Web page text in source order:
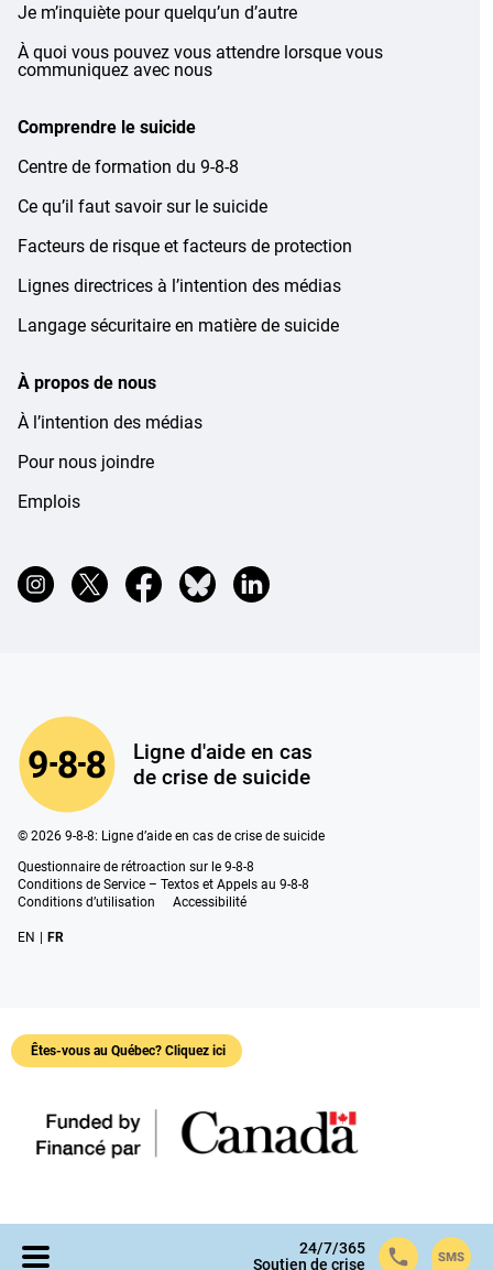
Ouvrir le menu
24/7/365
Soutien de crise
Call 9-8-8Text 9-
Je m’inquiète pour quelqu’un d’autre
À quoi vous pouvez vous attendre lorsque vous
communiquez avec nous
Comprendre le suicide
Centre de formation du 9-8-8
Ce qu’il faut savoir sur le suicide
Facteurs de risque et facteurs de protection
Lignes directrices à l’intention des médias
Langage sécuritaire en matière de suicide
À propos de nous
À l’intention des médias
Pour nous joindre
Emplois
9-8-8:
Ligne d'aide en cas
de crise de suicide
© 2026 9-8-8: Ligne d’aide en cas de crise de suicide
Questionnaire de rétroaction sur le 9-8-8
Conditions de Service – Textos et Appels au 9-8-8
Conditions d’utilisation
Accessibilité
EN | FR
Êtes-vous au Québec? Cliquez ici